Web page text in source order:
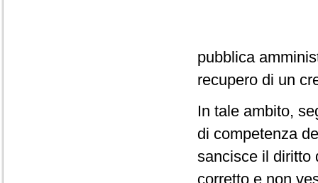
pubblica
recupero di un
In tale ambito,
di competenza
sancisce il diritto
corretto e non